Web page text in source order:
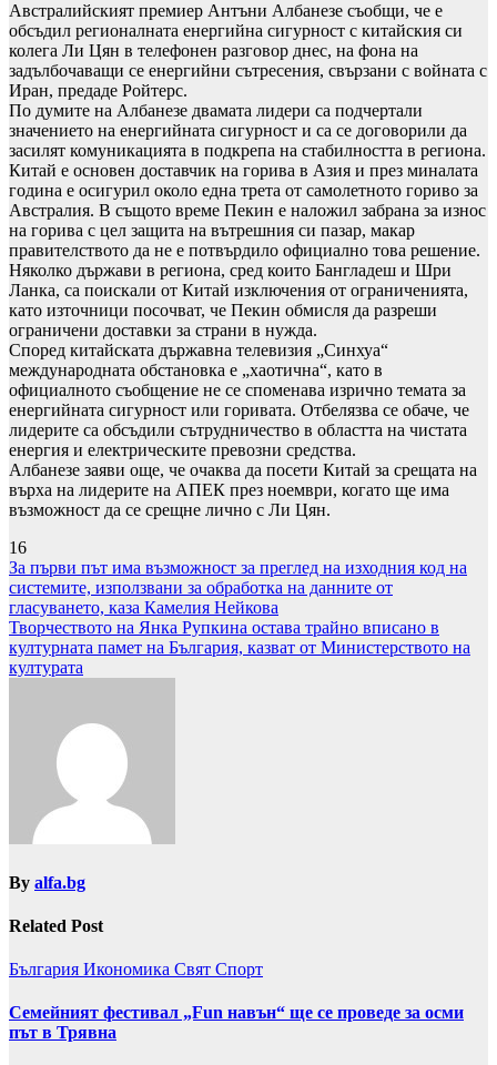
Австралийският премиер Антъни Албанезе съобщи, че е
обсъдил регионалната енергийна сигурност с китайския си
колега Ли Цян в телефонен разговор днес, на фона на
задълбочаващи се енергийни сътресения, свързани с войната с
Иран, предаде Ройтерс.
По думите на Албанезе двамата лидери са подчертали
значението на енергийната сигурност и са се договорили да
засилят комуникацията в подкрепа на стабилността в региона.
Китай е основен доставчик на горива в Азия и през миналата
година е осигурил около една трета от самолетното гориво за
Австралия. В същото време Пекин е наложил забрана за износ
на горива с цел защита на вътрешния си пазар, макар
правителството да не е потвърдило официално това решение.
Няколко държави в региона, сред които Бангладеш и Шри
Ланка, са поискали от Китай изключения от ограниченията,
като източници посочват, че Пекин обмисля да разреши
ограничени доставки за страни в нужда.
Според китайската държавна телевизия „Синхуа“
международната обстановка е „хаотична“, като в
официалното съобщение не се споменава изрично темата за
енергийната сигурност или горивата. Отбелязва се обаче, че
лидерите са обсъдили сътрудничество в областта на чистата
енергия и електрическите превозни средства.
Албанезе заяви още, че очаква да посети Китай за срещата на
върха на лидерите на АПЕК през ноември, когато ще има
възможност да се срещне лично с Ли Цян.
16
Навигация
За първи път има възможност за преглед на изходния код на
системите, използвани за обработка на данните от
гласуването, каза Камелия Нейкова
Творчеството на Янка Рупкина остава трайно вписано в
културната памет на България, казват от Министерството на
културата
By alfa.bg
Related Post
България Икономика Свят Спорт
Семейният фестивал „Fun навън“ ще се проведе за осми
път в Трявна